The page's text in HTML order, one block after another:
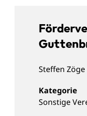
Steffen Zöge
Sonstige